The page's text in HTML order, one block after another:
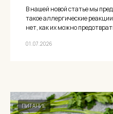
В нашей новой статье мы
такое аллергические
нет, как их можно
01.07.2026
ПИТАНИЕ